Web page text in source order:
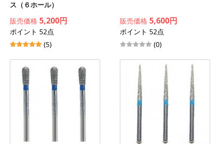
ス（６ホール）
販売価格 5,200円
ポイント 52点
(5)
販売価格 5,600円
ポイント 52点
(0)